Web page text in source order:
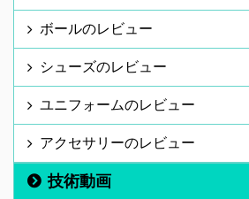
ボールのレビュー
シューズのレビュー
ユニフォームのレビュー
アクセサリーのレビュー
技術動画